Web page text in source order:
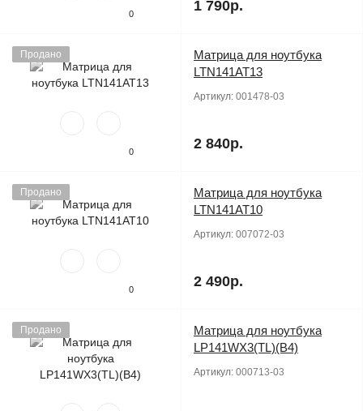
0 1 790р.
Продано
0
Матрица для ноутбука
LTN141AT13
Артикул: 001478-03
2 840р.
Продано
0
Матрица для ноутбука
LTN141AT10
Артикул: 007072-03
2 490р.
Продано
Матрица для ноутбука
LP141WX3(TL)(B4)
Артикул: 000713-03